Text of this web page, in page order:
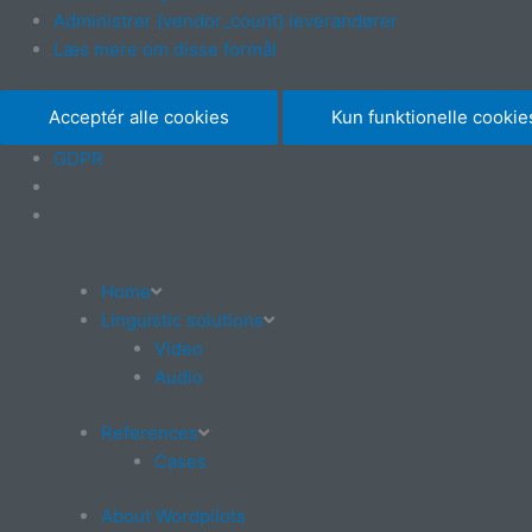
Administrer {vendor_count} leverandører
Læs mere om disse formål
Acceptér alle cookies Kun funktionelle
GDPR
Home
Linguistic solutions
Video
Audio
References
Cases
About Wordpilots